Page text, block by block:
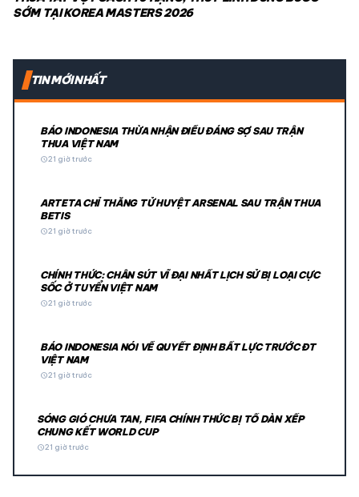
SỚM TẠI KOREA MASTERS 2026
TIN MỚI NHẤT
BÁO INDONESIA THỪA NHẬN ĐIỀU ĐÁNG SỢ SAU TRẬN
THUA VIỆT NAM
schedule21 giờ trước
ARTETA CHỈ THẲNG TỬ HUYỆT ARSENAL SAU TRẬN THUA
BETIS
schedule21 giờ trước
CHÍNH THỨC: CHÂN SÚT VĨ ĐẠI NHẤT LỊCH SỬ BỊ LOẠI CỰC
SỐC Ở TUYỂN VIỆT NAM
schedule21 giờ trước
BÁO INDONESIA NÓI VỀ QUYẾT ĐỊNH BẤT LỰC TRƯỚC ĐT
VIỆT NAM
schedule21 giờ trước
SÓNG GIÓ CHƯA TAN, FIFA CHÍNH THỨC BỊ TỐ DÀN XẾP
CHUNG KẾT WORLD CUP
schedule21 giờ trước